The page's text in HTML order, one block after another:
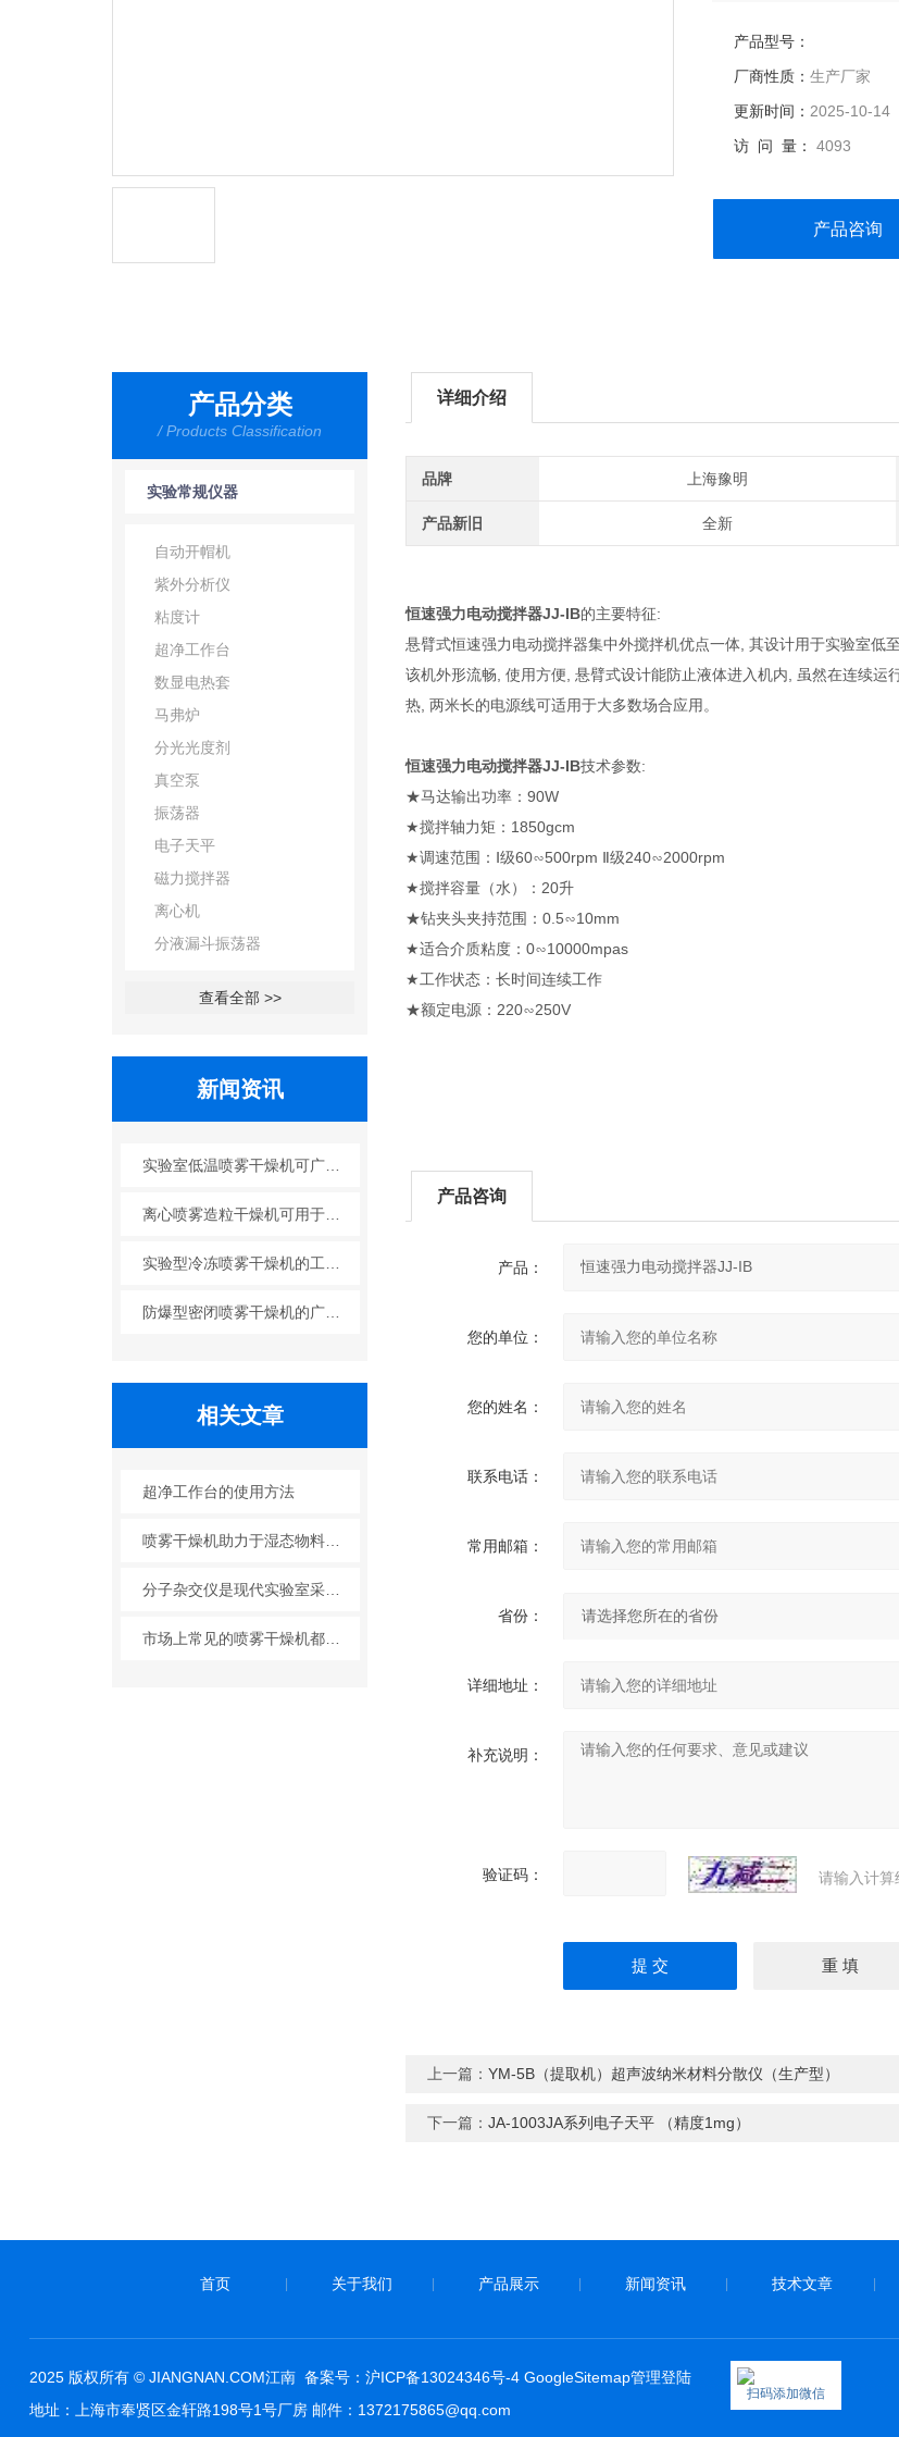
产品型号：
厂商性质： 生产厂家
更新时间： 2025-10-14
访 问 量： 4093
产品咨询
产品分类
/ Products Classification
实验常规仪器
自动开帽机
紫外分析仪
粘度计
超净工作台
数显电热套
马弗炉
分光光度剂
真空泵
振荡器
电子天平
磁力搅拌器
离心机
分液漏斗振荡器
查看全部 >>
新闻资讯
实验室低温喷雾干燥机可广泛应用于哪些行业？
离心喷雾造粒干燥机可用于哪些行业？
防爆型密闭喷雾干燥机的广泛应用
相关文章
超净工作台的使用方法
喷雾干燥机助力于湿态物料处理
分子杂交仪是现代实验室采用杂交技术的理想设备
市场上常见的喷雾干燥机都有哪些主要特征
详细介绍
品牌 上海豫明
产品新旧 全新
恒速强力电动搅拌器JJ-IB的主要特征:
悬臂式恒速强力电动搅拌器集中外搅拌机优点一体, 其设计用于实验室低
该机外形流畅, 使用方便, 悬臂式设计能防止液体进入机内, 虽然在连续
热, 两米长的电源线可适用于大多数场合应用。
恒速强力电动搅拌器JJ-IB技术参数:
★马达输出功率：90W
★搅拌轴力矩：1850gcm
★调速范围：Ⅰ级60∽500rpm Ⅱ级240∽2000rpm
★搅拌容量（水）：20升
★钻夹头夹持范围：0.5∽10mm
★适合介质粘度：0∽10000mpas
★工作状态：长时间连续工作
★额定电源：220∽250V
产品咨询
产品：
您的单位：
您的姓名：
联系电话：
常用邮箱：
省份：
详细地址：
补充说明：
验证码： 请输入计算
上一篇：YM-5B（提取机）超声波纳米材料分散仪（生产型）
下一篇：JA-1003JA系列电子天平 （精度1mg）
首页 关于我们 产品展示 新闻资讯 技术文章
2025 版权所有 © JIANGNAN.COM江南 备案号： 沪ICP备13024346号-4 GoogleSitemap管理登陆
地址：上海市奉贤区金轩路198号1号厂房 邮件：1372175865@qq.com
扫码添加微信